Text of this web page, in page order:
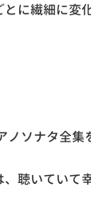
に繊細に変
ソナタ全集
聴いていて